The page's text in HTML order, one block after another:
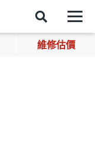
維修估價